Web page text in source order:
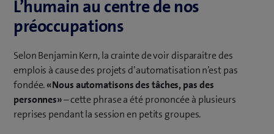
L’humain au centre de nos
préoccupations
Selon Benjamin Kern, la crainte de voir disparaître des
emplois à cause des projets d’automatisation n’est pas
fondée.«Nous automatisons des tâches, pas des
personnes»– cette phrase a été prononcée à plusieurs
reprises pendant la session en petits groupes.